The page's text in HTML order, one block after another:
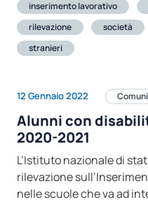
inserimento lavorativo
rilevazione
società
stranieri
12 Gennaio 2022
Alunni con
2020-2021
L’Istituto nazionale di
rilevazione
nelle scuole che va ad